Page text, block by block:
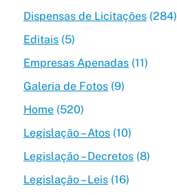
Dispensas de Licitações(284)
Editais(5)
Empresas Apenadas(11)
Galeria de Fotos(9)
Home(520)
Legislação – Atos(10)
Legislação – Decretos(8)
Legislação – Leis(16)